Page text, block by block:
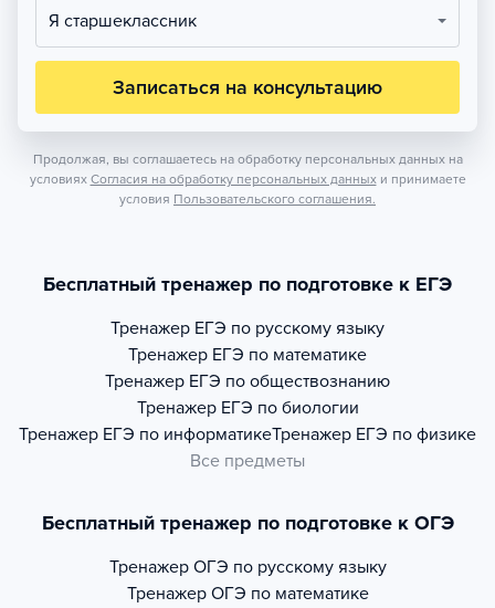
Я старшеклассник
Записаться на консультацию
Продолжая, вы соглашаетесь на обработку персональных данных на
условиях Согласия на обработку персональных данных и принимаете
условия Пользовательского соглашения.
Бесплатный тренажер по подготовке к ЕГЭ
Тренажер ЕГЭ по русскому языку
Тренажер ЕГЭ по математике
Тренажер ЕГЭ по обществознанию
Тренажер ЕГЭ по биологии
Тренажер ЕГЭ по информатикеТренажер ЕГЭ по физике
Все предметы
Бесплатный тренажер по подготовке к ОГЭ
Тренажер ОГЭ по русскому языку
Тренажер ОГЭ по математике